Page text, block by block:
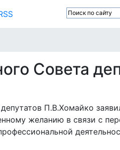
Совета
П.В.Хомайко
желанию в связи с